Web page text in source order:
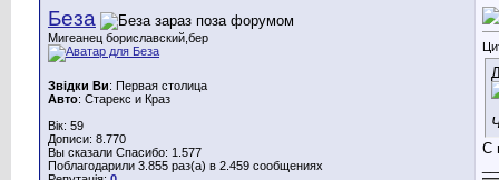
Беза
Мигеанец бориславский,бер
Звідки Ви: Первая столица
Авто: Старекс и Краз
Вік: 59
Дописи: 8.770
Вы сказали Спасибо: 1.577
Поблагодарили 3.855 раз(а) в 2.459 сообщениях
С